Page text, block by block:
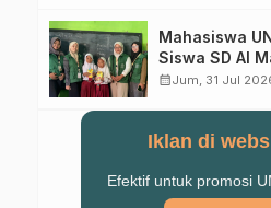
Mahasiswa UNU Pasuruan Ajak
Siswa SD Al
Kuasai
calendar_monthJum, 31 Jul
Iklan di
Efektif untuk promosi